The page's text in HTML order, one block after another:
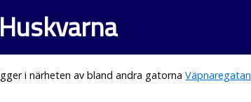
i närheten av bland andra gatornaVäpnaregatan